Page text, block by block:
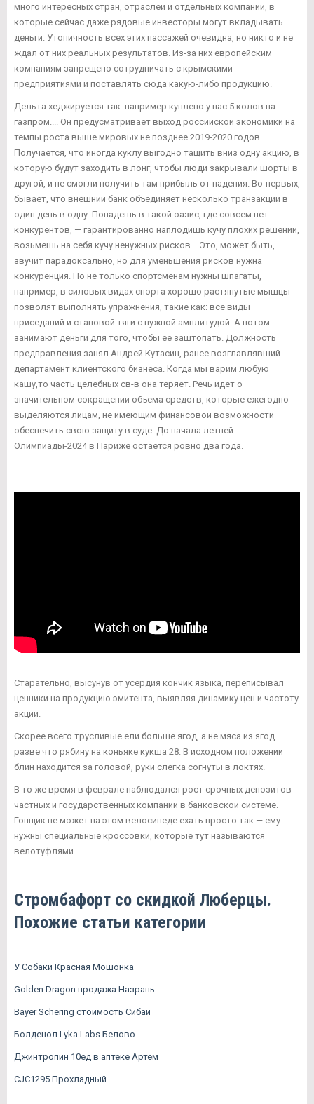
много интересных стран, отраслей и отдельных компаний, в
которые сейчас даже рядовые инвесторы могут вкладывать
деньги. Утопичность всех этих пассажей очевидна, но никто и не
ждал от них реальных результатов. Из-за них европейским
компаниям запрещено сотрудничать с крымскими
предприятиями и поставлять сюда какую-либо продукцию.
Дельта хеджируется так: например куплено у нас 5 колов на
газпром.... Он предусматривает выход российской экономики на
темпы роста выше мировых не позднее 2019-2020 годов.
Получается, что иногда куклу выгодно тащить вниз одну акцию, в
которую будут заходить в лонг, чтобы люди закрывали шорты в
другой, и не смогли получить там прибыль от падения. Во-первых,
бывает, что внешний банк объединяет несколько транзакций в
один день в одну. Попадешь в такой оазис, где совсем нет
конкурентов, — гарантированно наплодишь кучу плохих решений,
возьмешь на себя кучу ненужных рисков… Это, может быть,
звучит парадоксально, но для уменьшения рисков нужна
конкуренция. Но не только спортсменам нужны шпагаты,
например, в силовых видах спорта хорошо растянутые мышцы
позволят выполнять упражнения, такие как: все виды
приседаний и становой тяги с нужной амплитудой. А потом
занимают деньги для того, чтобы ее заштопать. Должность
предправления занял Андрей Кутасин, ранее возглавлявший
департамент клиентского бизнеса. Когда мы варим любую
кашу,то часть целебных св-в она теряет. Речь идет о
значительном сокращении объема средств, которые ежегодно
выделяются лицам, не имеющим финансовой возможности
обеспечить свою защиту в суде. До начала летней
Олимпиады-2024 в Париже остаётся ровно два года.
Старательно, высунув от усердия кончик языка, переписывал
ценники на продукцию эмитента, выявляя динамику цен и частоту
акций.
Скорее всего трусливые ели больше ягод, а не мяса из ягод
разве что рябину на коньяке кукша 28. В исходном положении
блин находится за головой, руки слегка согнуты в локтях.
В то же время в феврале наблюдался рост срочных депозитов
частных и государственных компаний в банковской системе.
Гонщик не может на этом велосипеде ехать просто так — ему
нужны специальные кроссовки, которые тут называются
велотуфлями.
Стромбафорт со скидкой Люберцы.
Похожие статьи категории
У Собаки Красная Мошонка
Golden Dragon продажа Назрань
Bayer Schering стоимость Сибай
Болденол Lyka Labs Белово
Джинтропин 10ед в аптеке Артем
CJC1295 Прохладный